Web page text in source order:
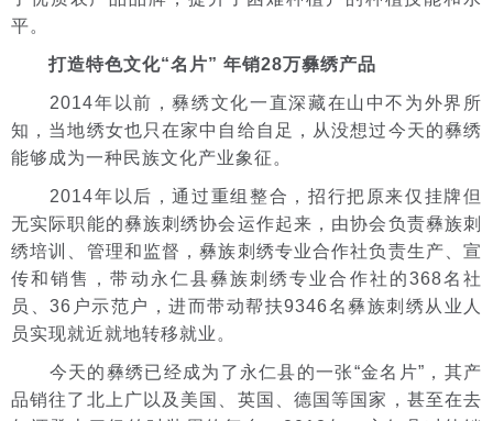
平。
打造特色文化“名片” 年销28万彝绣产品
2014年以前，彝绣文化一直深藏在山中不为外界所
知，当地绣女也只在家中自给自足，从没想过今天的彝绣
能够成为一种民族文化产业象征。
2014年以后，通过重组整合，招行把原来仅挂牌但
无实际职能的彝族刺绣协会运作起来，由协会负责彝族刺
绣培训、管理和监督，彝族刺绣专业合作社负责生产、宣
传和销售，带动永仁县彝族刺绣专业合作社的368名社
员、36户示范户，进而带动帮扶9346名彝族刺绣从业人
员实现就近就地转移就业。
今天的彝绣已经成为了永仁县的一张“金名片”，其产
品销往了北上广以及美国、英国、德国等国家，甚至在去